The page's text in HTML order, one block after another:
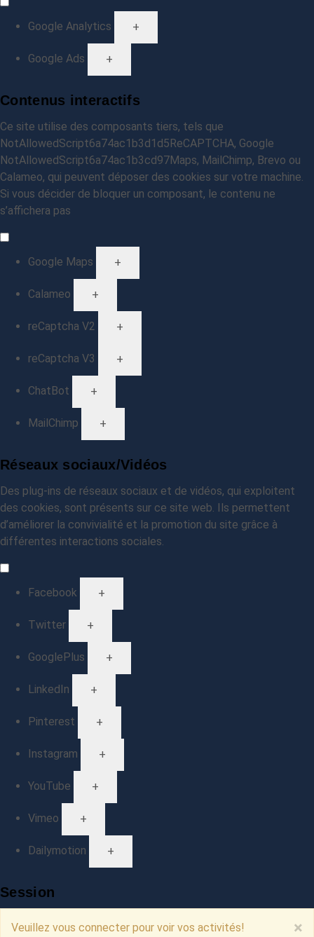
Google Analytics +
Google Ads +
Contenus interactifs
Ce site utilise des composants tiers, tels que
NotAllowedScript6a74ac1b3d1d5ReCAPTCHA, Google
NotAllowedScript6a74ac1b3cd97Maps, MailChimp, Brevo ou
Calameo, qui peuvent déposer des cookies sur votre machine.
Si vous décider de bloquer un composant, le contenu ne
s’affichera pas
Google Maps +
Calameo +
reCaptcha V2 +
reCaptcha V3 +
ChatBot +
MailChimp +
Réseaux sociaux/Vidéos
Des plug-ins de réseaux sociaux et de vidéos, qui exploitent
des cookies, sont présents sur ce site web. Ils permettent
d’améliorer la convivialité et la promotion du site grâce à
différentes interactions sociales.
Facebook +
Twitter +
GooglePlus +
LinkedIn +
Pinterest +
Instagram +
YouTube +
Vimeo +
Dailymotion +
Session
×
Veuillez vous connecter pour voir vos activités!